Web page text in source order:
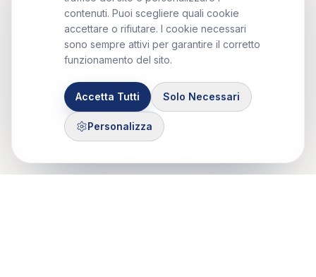
contenuti. Puoi scegliere quali cookie
accettare o rifiutare. I cookie necessari
sono sempre attivi per garantire il corretto
funzionamento del sito.
Accetta Tutti Solo Necessari
Personalizza